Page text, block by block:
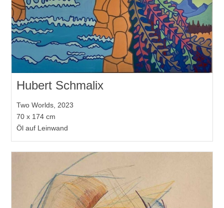
Hubert Schmalix
Two Worlds, 2023
70 x 174 cm
Öl auf Leinwand